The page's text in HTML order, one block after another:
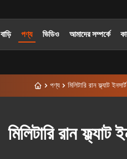
বাড়ি পণ্য ভিডিও আমাদের সম্পর্কে
পণ্য মিলিটারি রান ফ্ল্যাট ইনসার্ট
মিলিটারি রান ফ্ল্যাট